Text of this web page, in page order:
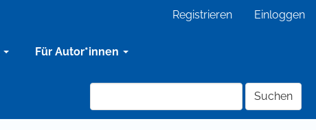
Registrieren Einloggen
Für Autor*innen
Suchen